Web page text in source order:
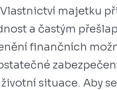
majetku
a častým
finančních
situace. Aby